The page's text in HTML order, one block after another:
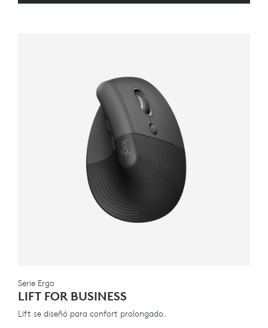
Serie Ergo
LIFT FOR BUSINESS
Lift se diseñó para confort prolongado.